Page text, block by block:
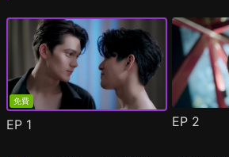
免費
EP 1 EP 2